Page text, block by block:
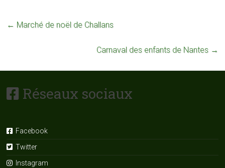
← Marché de noël de Challans
Carnaval des enfants de Nantes →
Réseaux sociaux
Facebook
Twitter
Instagram